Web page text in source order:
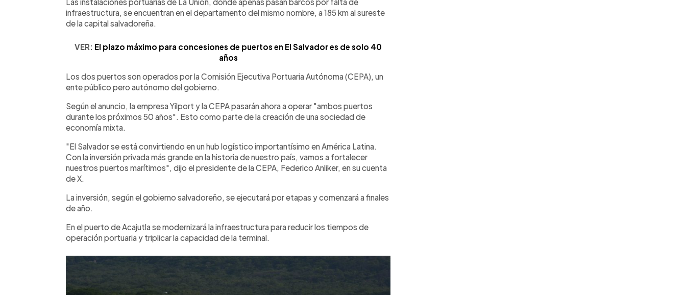
infraestructura, se encuentran en el departamento del mismo nombre, a 185 km al sureste
de la capital salvadoreña.
VER: El plazo máximo para concesiones de puertos en El Salvador es de solo 40
años
Los dos puertos son operados por la Comisión Ejecutiva Portuaria Autónoma (CEPA), un
ente público pero autónomo del gobierno.
Según el anuncio, la empresa Yilport y la CEPA pasarán ahora a operar "ambos puertos
durante los próximos 50 años". Esto como parte de la creación de una sociedad de
economía mixta.
"El Salvador se está convirtiendo en un hub logístico importantísimo en América Latina.
Con la inversión privada más grande en la historia de nuestro país, vamos a fortalecer
nuestros puertos marítimos", dijo el presidente de la CEPA, Federico Anliker, en su cuenta
de X.
La inversión, según el gobierno salvadoreño, se ejecutará por etapas y comenzará a finales
de año.
En el puerto de Acajutla se modernizará la infraestructura para reducir los tiempos de
operación portuaria y triplicar la capacidad de la terminal.